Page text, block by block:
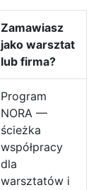
Zamawiasz
jako warsztat
lub firma?
Program
NORA —
ścieżka
współpracy
dla
warsztatów i